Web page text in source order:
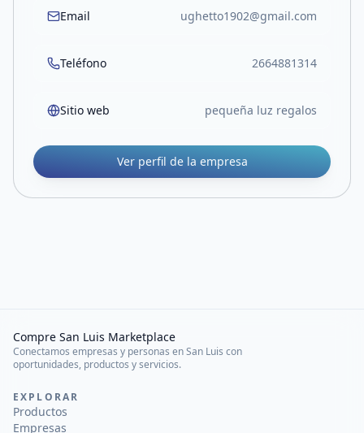
Email ughetto1902@gmail.com
Teléfono 2664881314
Sitio web pequeña luz regalos
Ver perfil de la empresa
Compre San Luis Marketplace
Conectamos empresas y personas en San Luis con
oportunidades, productos y servicios.
EXPLORAR
Productos
Empresas